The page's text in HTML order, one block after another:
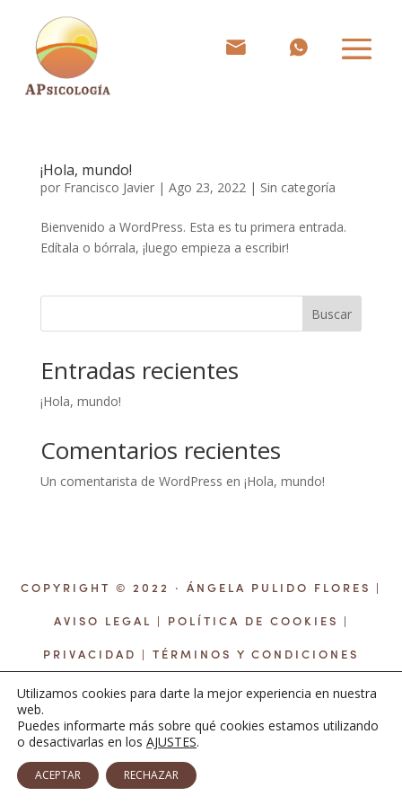
¡Hola, mundo!
por Francisco Javier| Ago 23, 2022| Sin categoría
Bienvenido a WordPress. Esta es tu primera entrada.
Edítala o bórrala, ¡luego empieza a escribir!
Buscar
Entradas recientes
¡Hola, mundo!
Comentarios recientes
Un comentarista de WordPress en ¡Hola, mundo!
COPYRIGHT © 2022 · ÁNGELA PULIDO FLORES |
AVISO LEGAL POLÍTICA DE COOKIES
PRIVACIDAD TÉRMINOS Y CONDICIONES
Utilizamos cookies para darte la mejor experiencia en nuestra
web.
Puedes informarte más sobre qué cookies estamos utilizando
o desactivarlas en los AJUSTES.
ACEPTAR RECHAZAR